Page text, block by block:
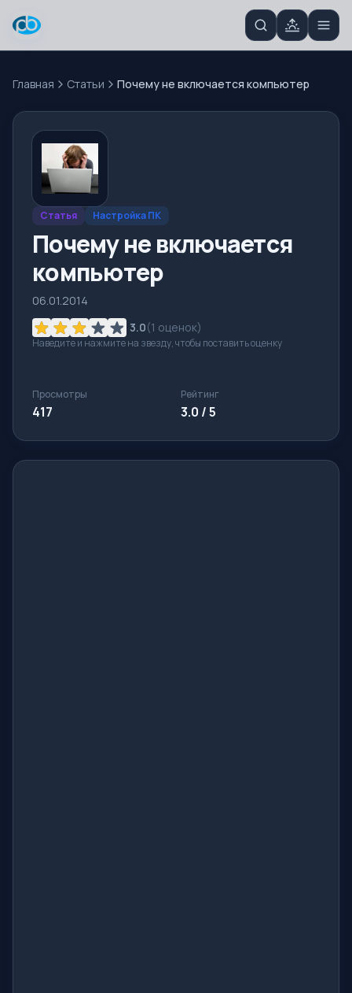
Главная Статьи Почему не включается компьютер
Статья Настройка ПК
Почему не включается
компьютер
06.01.2014
3.0(1 оценок)
Наведите и нажмите на звезду, чтобы поставить оценку
Просмотры
417
Рейтинг
3.0 / 5